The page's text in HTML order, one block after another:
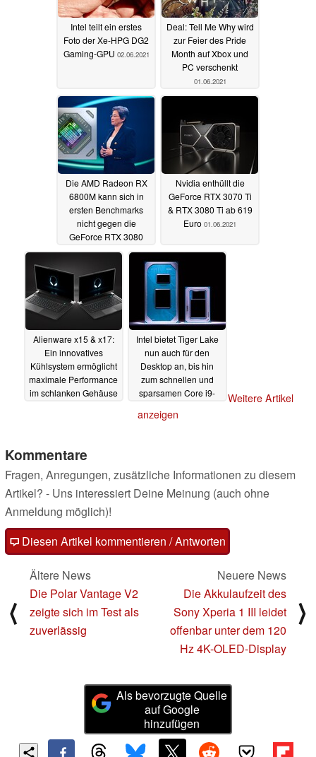
Intel teilt ein erstes
Foto der Xe-HPG DG2
Gaming-GPU 02.06.2021
Deal: Tell Me Why wird
zur Feier des Pride
Month auf Xbox und
PC verschenkt
01.06.2021
Die AMD Radeon RX
6800M kann sich in
ersten Benchmarks
nicht gegen die
GeForce RTX 3080
behaupten01.06.2021
Nvidia enthüllt die
GeForce RTX 3070 Ti
& RTX 3080 Ti ab 619
Euro 01.06.2021
Alienware x15 & x17:
Ein innovatives
Kühlsystem ermöglicht
maximale Performance
im schlanken Gehäuse
Intel bietet Tiger Lake
nun auch für den
Desktop an, bis hin
zum schnellen und
sparsamen Core i9-
Weitere Artikel
anzeigen
Kommentare
Fragen, Anregungen, zusätzliche Informationen zu diesem
Artikel? - Uns interessiert Deine Meinung (auch ohne
Anmeldung möglich)!
Diesen Artikel kommentieren / Antworten
⟨
Ältere News
Die Polar Vantage V2
zeigte sich im Test als
zuverlässig
Neuere News
Die Akkulaufzeit des
Sony Xperia 1 III leidet
offenbar unter dem 120
Hz 4K-OLED-Display
⟩
Als bevorzugte Quelle
auf Google
hinzufügen